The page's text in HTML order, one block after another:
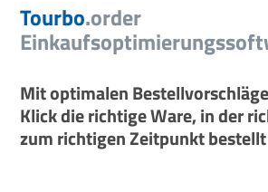
Tourbo.order
Mit optimalen
Klick die richtige Ware, in der
zum richtigen Zeitpunkt bestellt